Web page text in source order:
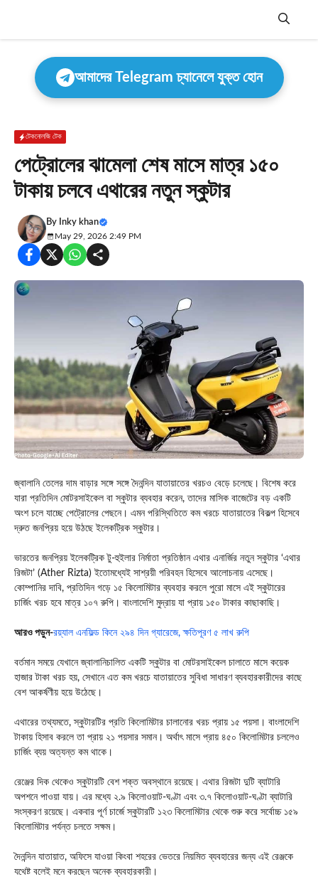
Menu
আমাদের Telegram চ্যানেলে যুক্ত হোন
টেকনোলজি টেক
পেট্রোলের ঝামেলা শেষ মাসে মাত্র ১৫০
টাকায় চলবে এথারের নতুন স্কুটার
By Inky khan
May 29, 2026 2:49 PM
জ্বালানি তেলের দাম বাড়ার সঙ্গে সঙ্গে দৈনন্দিন যাতায়াতের খরচও বেড়ে চলেছে। বিশেষ করে
যারা প্রতিদিন মোটরসাইকেল বা স্কুটার ব্যবহার করেন, তাদের মাসিক বাজেটের বড় একটি
অংশ চলে যাচ্ছে পেট্রোলের পেছনে। এমন পরিস্থিতিতে কম খরচে যাতায়াতের বিকল্প হিসেবে
দ্রুত জনপ্রিয় হয়ে উঠছে ইলেকট্রিক স্কুটার।
ভারতের জনপ্রিয় ইলেকট্রিক টু-হুইলার নির্মাতা প্রতিষ্ঠান এথার এনার্জির নতুন স্কুটার ‘এথার
রিজটা’ (Ather Rizta) ইতোমধ্যেই সাশ্রয়ী পরিবহন হিসেবে আলোচনায় এসেছে।
কোম্পানির দাবি, প্রতিদিন গড়ে ১৫ কিলোমিটার ব্যবহার করলে পুরো মাসে এই স্কুটারের
চার্জিং খরচ হবে মাত্র ১০৭ রুপি। বাংলাদেশি মুদ্রায় যা প্রায় ১৫০ টাকার কাছাকাছি।
আরও পড়ুন-রয়্যাল এনফিল্ড কিনে ২৯৪ দিন গ্যারেজে, ক্ষতিপূরণ ৫ লাখ রুপি
বর্তমান সময়ে যেখানে জ্বালানিচালিত একটি স্কুটার বা মোটরসাইকেল চালাতে মাসে কয়েক
হাজার টাকা খরচ হয়, সেখানে এত কম খরচে যাতায়াতের সুবিধা সাধারণ ব্যবহারকারীদের কাছে
বেশ আকর্ষণীয় হয়ে উঠেছে।
এথারের তথ্যমতে, স্কুটারটির প্রতি কিলোমিটার চালানোর খরচ প্রায় ১৫ পয়সা। বাংলাদেশি
টাকায় হিসাব করলে তা প্রায় ২১ পয়সার সমান। অর্থাৎ মাসে প্রায় ৪৫০ কিলোমিটার চললেও
চার্জিং ব্যয় অত্যন্ত কম থাকে।
রেঞ্জের দিক থেকেও স্কুটারটি বেশ শক্ত অবস্থানে রয়েছে। এথার রিজটা দুটি ব্যাটারি
অপশনে পাওয়া যায়। এর মধ্যে ২.৯ কিলোওয়াট-ঘণ্টা এবং ৩.৭ কিলোওয়াট-ঘণ্টা ব্যাটারি
সংস্করণ রয়েছে। একবার পূর্ণ চার্জে স্কুটারটি ১২৩ কিলোমিটার থেকে শুরু করে সর্বোচ্চ ১৫৯
কিলোমিটার পর্যন্ত চলতে সক্ষম।
দৈনন্দিন যাতায়াত, অফিসে যাওয়া কিংবা শহরের ভেতরে নিয়মিত ব্যবহারের জন্য এই রেঞ্জকে
যথেষ্ট বলেই মনে করছেন অনেক ব্যবহারকারী।